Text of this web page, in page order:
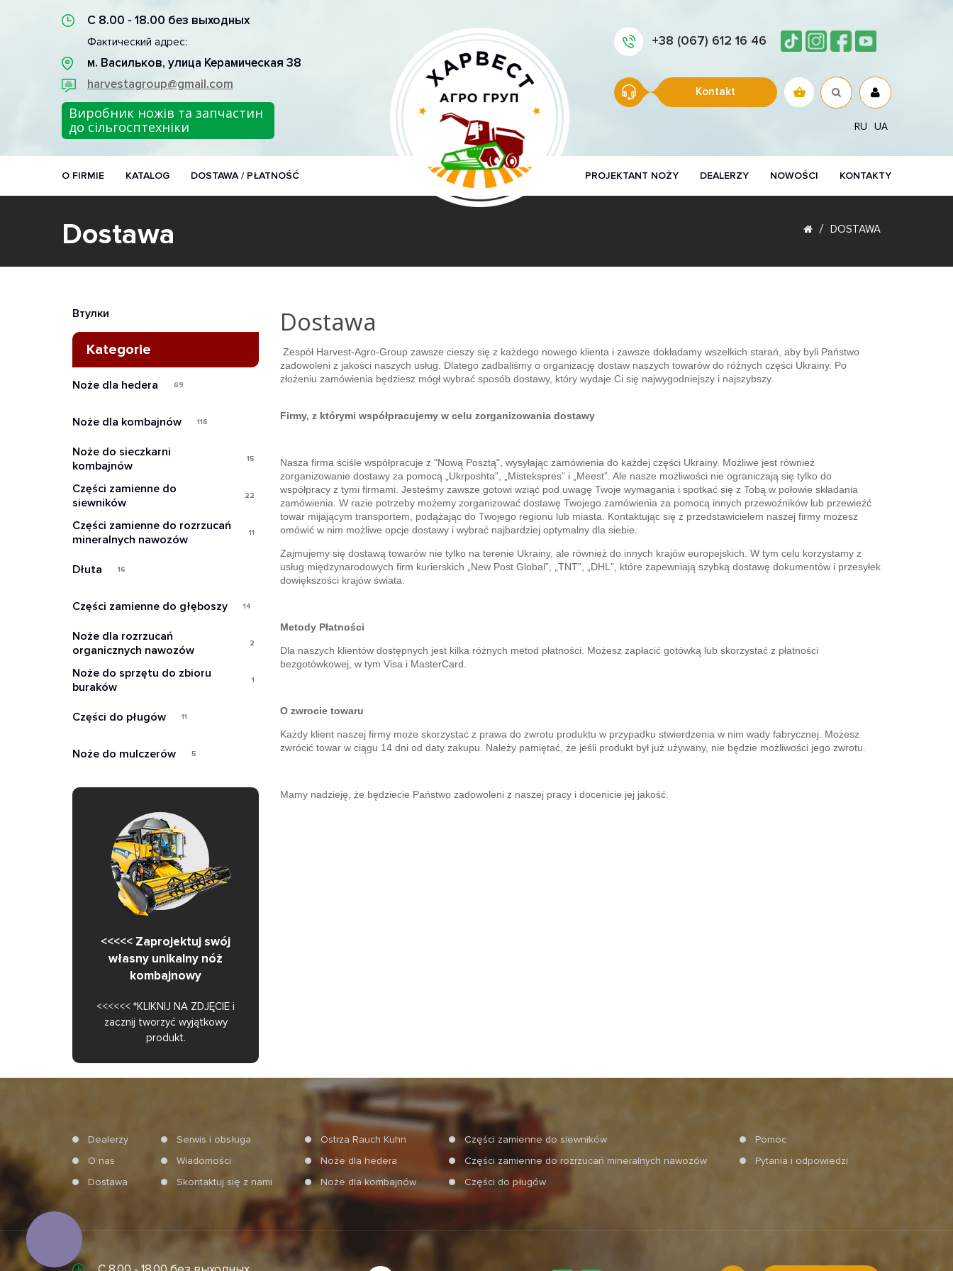
С 8.00 - 18.00 без выходных
Фактический адрес:
м. Васильков, улица Керамическая 38
harvestagroup@gmail.com
Виробник ножів та запчастин
до сільгосптехніки
+38 (067) 612 16 46
Kontakt
RU UA
O FIRMIE KATALOG DOSTAWA / PŁATNOŚĆ PROJEKTANT NOŻY DEALERZY NOWOŚCI KONTAKTY
Dostawa DOSTAWA
Втулки
Kategorie
Noże dla hedera 69
Noże dla kombajnów 116
Noże do sieczkarni
kombajnów
15
Części zamienne do
siewników
22
Części zamienne do rozrzucań
mineralnych nawozów
11
Dłuta 16
Części zamienne do głęboszy 14
Noże dla rozrzucań
organicznych nawozów
2
Noże do sprzętu do zbioru
buraków
1
Części do pługów 11
Noże do mulczerów 5
<<<<< Zaprojektuj swój
własny unikalny nóż
kombajnowy
<<<<<< *KLIKNIJ NA ZDJĘCIE i
zacznij tworzyć wyjątkowy
produkt.
Dostawa
Zespół Harvest-Agro-Group zawsze cieszy się z każdego nowego klienta i zawsze dokładamy wszelkich starań, aby byli Państwo
zadowoleni z jakości naszych usług. Dlatego zadbaliśmy o organizację dostaw naszych towarów do różnych części Ukrainy. Po
złożeniu zamówienia będziesz mógł wybrać sposób dostawy, który wydaje Ci się najwygodniejszy i najszybszy.
Firmy, z którymi współpracujemy w celu zorganizowania dostawy
Nasza firma ściśle współpracuje z "Nową Posztą", wysyłając zamówienia do każdej części Ukrainy. Możliwe jest również
zorganizowanie dostawy za pomocą „Ukrposhta”, „Mistekspres” i „Meest”. Ale nasze możliwości nie ograniczają się tylko do
współpracy z tymi firmami. Jesteśmy zawsze gotowi wziąć pod uwagę Twoje wymagania i spotkać się z Tobą w połowie składania
zamówienia. W razie potrzeby możemy zorganizować dostawę Twojego zamówienia za pomocą innych przewoźników lub przewieźć
towar mijającym transportem, podążając do Twojego regionu lub miasta. Kontaktując się z przedstawicielem naszej firmy możesz
omówić w nim możliwe opcje dostawy i wybrać najbardziej optymalny dla siebie.
Zajmujemy się dostawą towarów nie tylko na terenie Ukrainy, ale również do innych krajów europejskich. W tym celu korzystamy z
usług międzynarodowych firm kurierskich „New Post Global”, „TNT”, „DHL”, które zapewniają szybką dostawę dokumentów i przesyłek
dowiększości krajów świata.
Metody Płatności
Dla naszych klientów dostępnych jest kilka różnych metod płatności. Możesz zapłacić gotówką lub skorzystać z płatności
bezgotówkowej, w tym Visa i MasterCard.
O zwrocie towaru
Każdy klient naszej firmy może skorzystać z prawa do zwrotu produktu w przypadku stwierdzenia w nim wady fabrycznej. Możesz
zwrócić towar w ciągu 14 dni od daty zakupu. Należy pamiętać, że jeśli produkt był już używany, nie będzie możliwości jego zwrotu.
Mamy nadzieję, że będziecie Państwo zadowoleni z naszej pracy i docenicie jej jakość.
Dealerzy
O nas
Dostawa
Serwis i obsługa
Wiadomości
Skontaktuj się z nami
Ostrza Rauch Kuhn
Noże dla hedera
Noże dla kombajnów
Części zamienne do siewników
Części zamienne do rozrzucań mineralnych nawozów
Części do pługów
Pomoc
Pytania i odpowiedzi